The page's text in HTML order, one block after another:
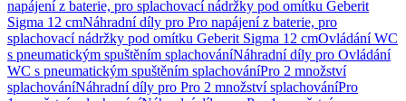
napájení z baterie, pro splachovací nádržky pod omítku Geberit
Sigma 12 cmNáhradní díly pro Pro napájení z baterie, pro
splachovací nádržky pod omítku Geberit Sigma 12 cmOvládání WC
s pneumatickým spuštěním splachováníNáhradní díly pro Ovládání
WC s pneumatickým spuštěním splachováníPro 2 množství
splachováníNáhradní díly pro Pro 2 množství splachováníPro